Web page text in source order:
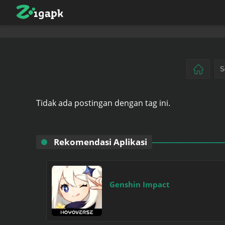
Tidak ada postingan dengan tag ini.
Rekomendasi Aplikasi
Genshin Impact